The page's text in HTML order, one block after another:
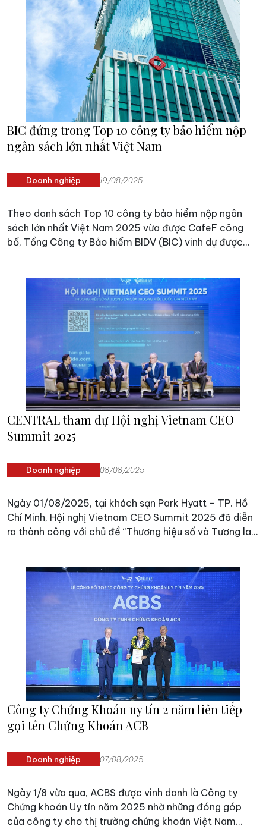
BIC đứng trong Top 10 công ty bảo hiểm nộp
ngân sách lớn nhất Việt Nam
Doanh nghiệp 19/08/2025
Theo danh sách Top 10 công ty bảo hiểm nộp ngân
sách lớn nhất Việt Nam 2025 vừa được CafeF công
bố, Tổng Công ty Bảo hiểm BIDV (BIC) vinh dự được
CENTRAL tham dự Hội nghị Vietnam CEO
Summit 2025
Doanh nghiệp 08/08/2025
Ngày 01/08/2025, tại khách sạn Park Hyatt – TP. Hồ
Chí Minh, Hội nghị Vietnam CEO Summit 2025 đã diễn
ra thành công với chủ đề “Thương hiệu số và Tương lai
Report) phối hợp cùng Báo VietNamNet tổ chức, quy
tụ sự tham gia của hàng trăm lãnh đạo cấp cao từ các
doanh nghiệp đầu ngành, chuyên gia kinh tế - công
nghệ - quản trị, cùng đại diện các tổ chức quốc tế và
cơ quan truyền thông trong và ngoài nước.
Công ty Chứng Khoán uy tín 2 năm liên tiếp
gọi tên Chứng Khoán ACB
Doanh nghiệp 07/08/2025
Ngày 1/8 vừa qua, ACBS được vinh danh là Công ty
Chứng khoán Uy tín năm 2025 nhờ những đóng góp
của công ty cho thị trường chứng khoán Việt Nam